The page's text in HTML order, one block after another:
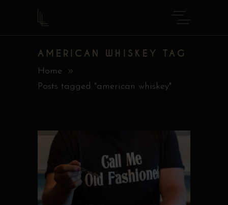
AMERICAN WHISKEY TAG
Home
Posts tagged "american whiskey"